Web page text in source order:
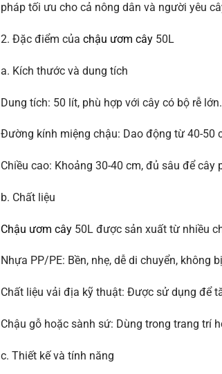
pháp tối ưu cho cả nông dân và người yêu
2. Đặc điểm của chậu ươm cây50L
a. Kích thước và dung tích
Dung tích: 50 lít, phù hợp với cây có bộ rễ lớn.
Đường kính miệng chậu: Dao động từ 40-50
Chiều cao: Khoảng 30-40 cm, đủ sâu để cây
b. Chất liệu
Chậu ươm cây50L được sản xuất từ nhiều
Nhựa PP/PE: Bền, nhẹ, dễ di chuyển, không
Chất liệu vải địa kỹ thuật: Được sử dụng để
Chậu gỗ hoặc sành sứ: Dùng trong trang trí
c. Thiết kế và tính năng